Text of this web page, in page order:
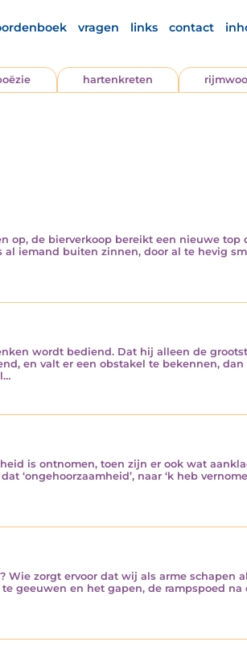
vragen links contact
hartenkreten
op, de bierverkoop bereikt een nieuwe top
iemand buiten zinnen, door al te hevig
wordt bediend. Dat hij alleen de
en valt er een obstakel te bekennen,
is ontnomen, toen zijn er ook wat
‘ongehoorzaamheid’, naar ‘k heb
Wie zorgt ervoor dat wij als arme schapen
geeuwen en het gapen, de rampspoed na